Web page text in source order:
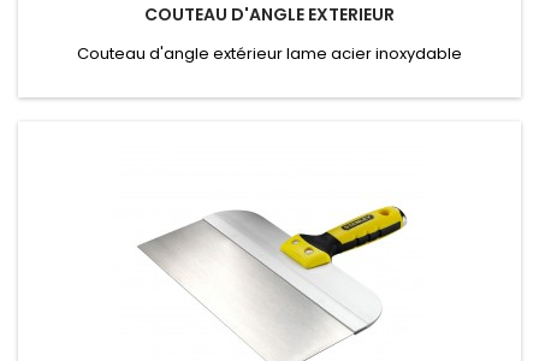
COUTEAU D'ANGLE EXTERIEUR
Couteau d'angle extérieur lame acier inoxydable